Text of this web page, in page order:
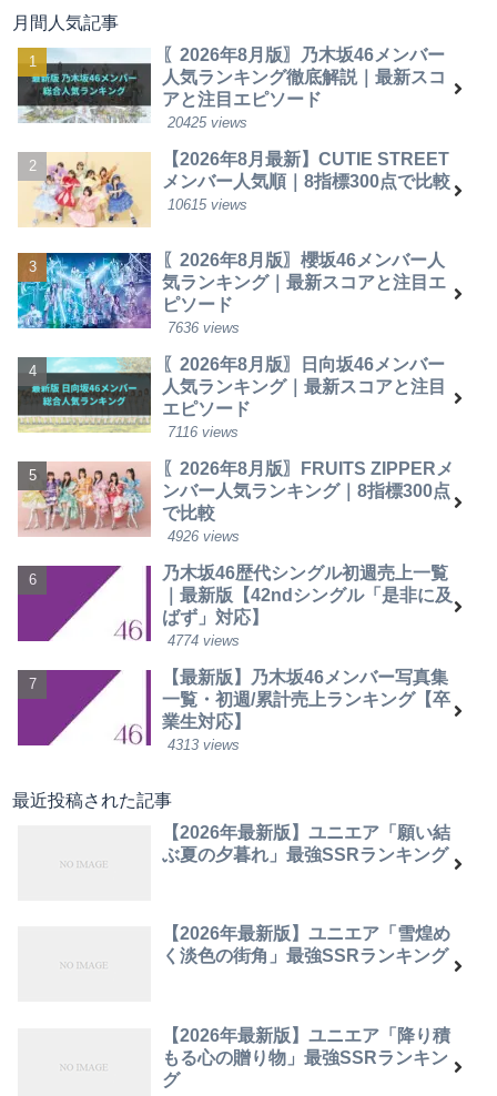
月間人気記事
〖2026年8月版〗乃木坂46メンバー
人気ランキング徹底解説｜最新スコ
アと注目エピソード
20425 views
【2026年8月最新】CUTIE STREET
メンバー人気順｜8指標300点で比較
10615 views
〖2026年8月版〗櫻坂46メンバー人
気ランキング｜最新スコアと注目エ
ピソード
7636 views
〖2026年8月版〗日向坂46メンバー
人気ランキング｜最新スコアと注目
エピソード
7116 views
〖2026年8月版〗FRUITS ZIPPERメ
ンバー人気ランキング｜8指標300点
で比較
4926 views
乃木坂46歴代シングル初週売上一覧
｜最新版【42ndシングル「是非に及
ばず」対応】
4774 views
【最新版】乃木坂46メンバー写真集
一覧・初週/累計売上ランキング【卒
業生対応】
4313 views
最近投稿された記事
【2026年最新版】ユニエア「願い結
ぶ夏の夕暮れ」最強SSRランキング
【2026年最新版】ユニエア「雪煌め
く淡色の街角」最強SSRランキング
【2026年最新版】ユニエア「降り積
もる心の贈り物」最強SSRランキン
グ